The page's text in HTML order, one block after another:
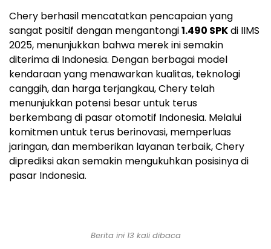
Chery berhasil mencatatkan pencapaian yang
sangat positif dengan mengantongi1.490 SPKdi IIMS
2025, menunjukkan bahwa merek ini semakin
diterima di Indonesia. Dengan berbagai model
kendaraan yang menawarkan kualitas, teknologi
canggih, dan harga terjangkau, Chery telah
menunjukkan potensi besar untuk terus
berkembang di pasar otomotif Indonesia. Melalui
komitmen untuk terus berinovasi, memperluas
jaringan, dan memberikan layanan terbaik, Chery
diprediksi akan semakin mengukuhkan posisinya di
pasar Indonesia.
Berita ini 13 kali dibaca